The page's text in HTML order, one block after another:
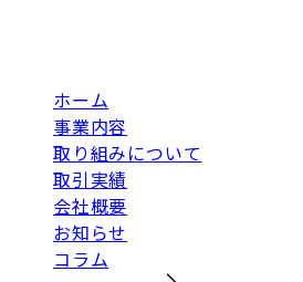
ホーム
事業内容
取り組みについて
取引実績
会社概要
お知らせ
コラム